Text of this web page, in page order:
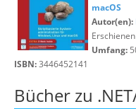
macOS
Autor(en):
Umfang:
ISBN:3446452141
Bücher zu